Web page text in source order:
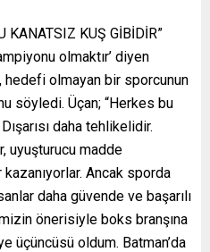
KANATSIZ KUŞ GİBİDİR”
olmaktır’ diyen
hedefi olmayan bir sporcunun
söyledi. Üçan; “Herkes bu
daha tehlikelidir.
uyuşturucu madde
kazanıyorlar. Ancak sporda
daha güvende ve başarılı
önerisiyle boks branşına
üçüncüsü oldum. Batman’da